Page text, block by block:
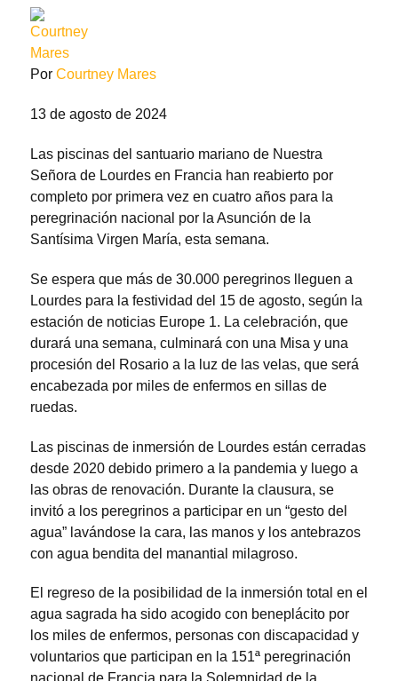
Por Courtney Mares
13 de agosto de 2024
Las piscinas del santuario mariano de Nuestra
Señora de Lourdes en Francia han reabierto por
completo por primera vez en cuatro años para la
peregrinación nacional por la Asunción de la
Santísima Virgen María, esta semana.
Se espera que más de 30.000 peregrinos lleguen a
Lourdes para la festividad del 15 de agosto, según la
estación de noticias Europe 1. La celebración, que
durará una semana, culminará con una Misa y una
procesión del Rosario a la luz de las velas, que será
encabezada por miles de enfermos en sillas de
ruedas.
Las piscinas de inmersión de Lourdes están cerradas
desde 2020 debido primero a la pandemia y luego a
las obras de renovación. Durante la clausura, se
invitó a los peregrinos a participar en un “gesto del
agua” lavándose la cara, las manos y los antebrazos
con agua bendita del manantial milagroso.
El regreso de la posibilidad de la inmersión total en el
agua sagrada ha sido acogido con beneplácito por
los miles de enfermos, personas con discapacidad y
voluntarios que participan en la 151ª peregrinación